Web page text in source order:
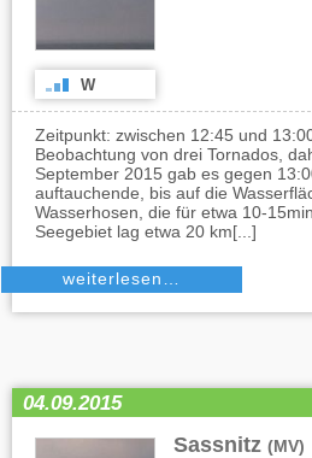
W
Zeitpunkt: zwischen 12:45 und
Beobachtung von drei Tornados,
September 2015 gab es gegen
auftauchende, bis auf die
Wasserhosen, die für etwa 10-
Seegebiet lag etwa 20 km[...]
weiterlesen…
04.09.2015
Sassnitz (MV)